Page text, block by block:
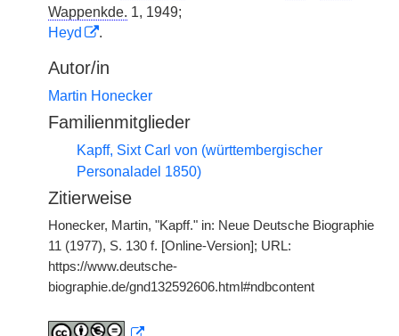
Wappenkde. 1, 1949;
Heyd
.
Autor/in
Martin Honecker
Familienmitglieder
Kapff, Sixt Carl von (württembergischer
Personaladel 1850)
Zitierweise
Honecker, Martin, "Kapff." in: Neue Deutsche Biographie
11 (1977), S. 130 f. [Online-Version]; URL:
https://www.deutsche-
biographie.de/gnd132592606.html#ndbcontent